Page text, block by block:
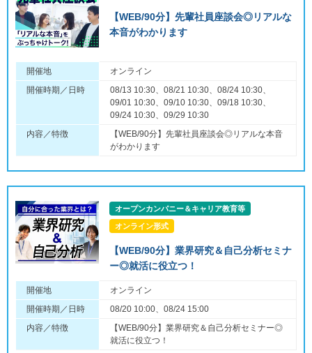
【WEB/90分】先輩社員座談会◎リアルな
本音がわかります
開催地
オンライン
開催時期／日時
08/13 10:30、08/21 10:30、08/24 10:30、
09/01 10:30、09/10 10:30、09/18 10:30、
09/24 10:30、09/29 10:30
内容／特徴
【WEB/90分】先輩社員座談会◎リアルな本音
がわかります
オープンカンパニー＆キャリア教育等
オンライン形式
【WEB/90分】業界研究＆自己分析セミナ
ー◎就活に役立つ！
開催地
オンライン
開催時期／日時
08/20 10:00、08/24 15:00
内容／特徴
【WEB/90分】業界研究＆自己分析セミナー◎
就活に役立つ！